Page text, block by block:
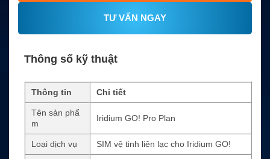
TƯ VẤN NGAY
Thông số kỹ thuật
Thông tin Chi tiết
Tên sản phẩ
m
Iridium GO! Pro Plan
Loại dịch vụ SIM vệ tinh liên lạc cho Iridium GO!